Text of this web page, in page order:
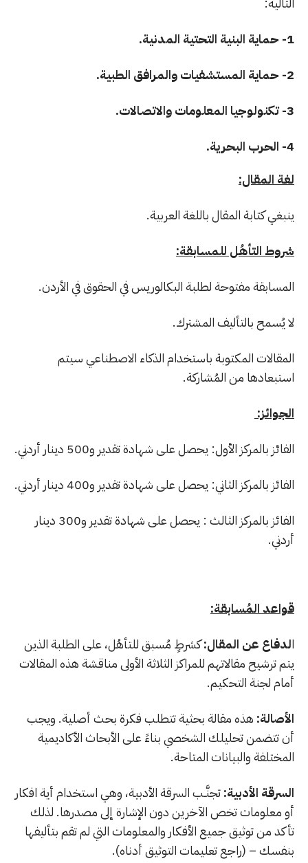
1- حماية البنية التحتية المدنية.
2- حماية المستشفيات والمرافق الطبية.
3- تكنولوجيا المعلومات والاتصالات.
4- الحرب البحرية.
لغة المقال:
ينبغي كتابة المقال باللغة العربية.
شروط التأهُل للمسابقة:
المسابقة مفتوحة لطلبة البكالوريس في الحقوق في الأردن.
لا يُسمح بالتأليف المشترك.
المقالات المكتوبة باستخدام الذكاء الاصطناعي سيتم
استبعادها من المُشاركة.
الجوائز:
الفائز بالمركز الأول: يحصل على شهادة تقدير و500 دينار أردني.
الفائز بالمركز الثاني: يحصل على شهادة تقدير و400 دينار أردني.
الفائز بالمركز الثالث : يحصل على شهادة تقدير و300 دينار
أردني.
قواعد المُسابقة:
الدفاع عن المقال:كشرطٍ مُسبق للتأهُل، على الطلبة الذين
يتم ترشيح مقالاتهم للمراكز الثلاثة الأولى مناقشة هذه المقالات
أمام لجنة التحكيم.
الأصالة: هذه مقالة بحثية تتطلب فكرة بحث أصلية. ويجب
أن تتضمن تحليلك الشخصي بناءً على الأبحاث الأكاديمية
المختلفة والبيانات المتاحة.
السرقة الأدبية:تجنَّـب السرقة الأدبية، وهي استخدام أية افكار
أو معلومات تخص الآخرين دون الإشارة إلى مصدرها. لذلك
تأكد من توثيق جميع الأفكار والمعلومات التي لم تقم بتأليفها
بنفسك – (راجع تعليمات التوثيق أدناه).